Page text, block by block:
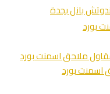
بانل بجدة
بورد
ملاحق اسمنت بورد
اسمنت بورد